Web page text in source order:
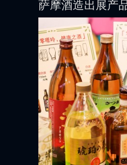
萨摩酒造出展产